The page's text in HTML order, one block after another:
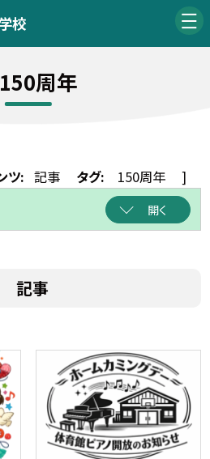
校
150周年
ツ: 記事 タグ: 150周年 ]
開く
記事